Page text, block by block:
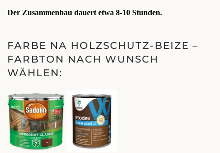
Der Zusammenbau dauert etwa 8-10 Stunden.
FARBE NA HOLZSCHUTZ-BEIZE –
FARBTON NACH WUNSCH
WÄHLEN: